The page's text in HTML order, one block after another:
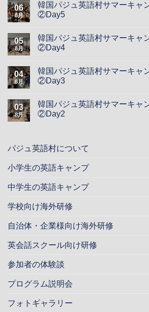
06
8月
韓国パジュ英語村サマーキャ
②Day5
05
8月
韓国パジュ英語村サマーキャ
②Day4
04
8月
韓国パジュ英語村サマーキャ
②Day3
03
8月
韓国パジュ英語村サマーキャ
②Day2
パジュ英語村について
小学生の英語キャンプ
中学生の英語キャンプ
学校向け海外研修
自治体・企業様向け海外研修
英会話スクール向け研修
参加者の体験談
プログラム説明会
フォトギャラリー